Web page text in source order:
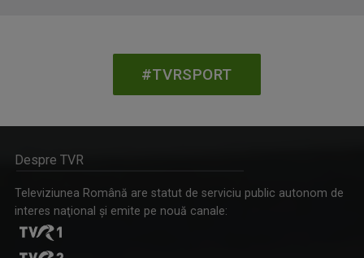
#TVRSPORT
Despre TVR
Televiziunea Română are statut de serviciu public autonom de
interes naţional şi emite pe nouă canale: